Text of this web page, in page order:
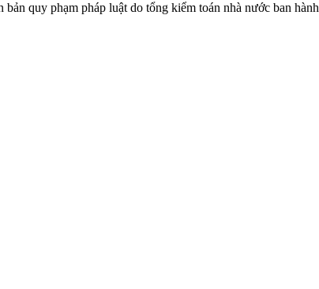
quy phạm pháp luật do tổng kiểm toán nhà nước ban hành